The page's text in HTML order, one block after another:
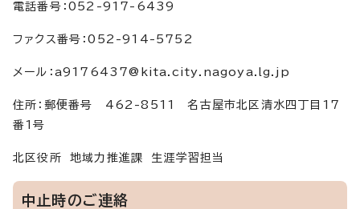
電話番号：052-917-6439
ファクス番号：052-914-5752
メール：a9176437@kita.city.nagoya.lg.jp
住所：郵便番号 462-8511 名古屋市北区清水四丁目17
番1号
北区役所 地域力推進課 生涯学習担当
中止時のご連絡